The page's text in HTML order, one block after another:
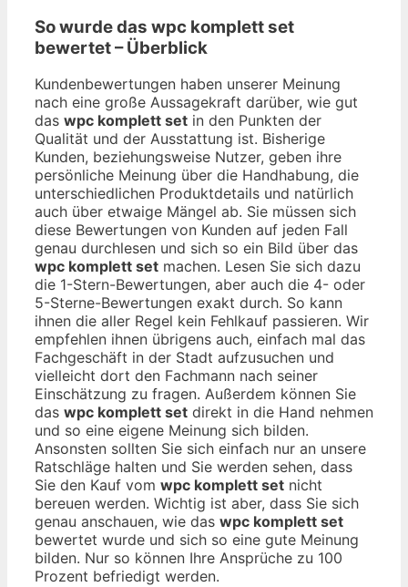
So wurde das wpc komplett set
bewertet – Überblick
Kundenbewertungen haben unserer Meinung
nach eine große Aussagekraft darüber, wie gut
das wpc komplett set in den Punkten der
Qualität und der Ausstattung ist. Bisherige
Kunden, beziehungsweise Nutzer, geben ihre
persönliche Meinung über die Handhabung, die
unterschiedlichen Produktdetails und natürlich
auch über etwaige Mängel ab. Sie müssen sich
diese Bewertungen von Kunden auf jeden Fall
genau durchlesen und sich so ein Bild über das
wpc komplett set machen. Lesen Sie sich dazu
die 1-Stern-Bewertungen, aber auch die 4- oder
5-Sterne-Bewertungen exakt durch. So kann
ihnen die aller Regel kein Fehlkauf passieren. Wir
empfehlen ihnen übrigens auch, einfach mal das
Fachgeschäft in der Stadt aufzusuchen und
vielleicht dort den Fachmann nach seiner
Einschätzung zu fragen. Außerdem können Sie
das wpc komplett set direkt in die Hand nehmen
und so eine eigene Meinung sich bilden.
Ansonsten sollten Sie sich einfach nur an unsere
Ratschläge halten und Sie werden sehen, dass
Sie den Kauf vom wpc komplett set nicht
bereuen werden. Wichtig ist aber, dass Sie sich
genau anschauen, wie das wpc komplett set
bewertet wurde und sich so eine gute Meinung
bilden. Nur so können Ihre Ansprüche zu 100
Prozent befriedigt werden.